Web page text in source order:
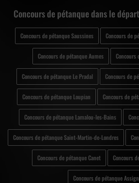
Concours de pétanque dans le
Concours de pétanque Saussines Concours de
Concours de pétanque Aumes Concours
Concours de pétanque Le Pradal Concours de
Concours de pétanque Loupian Concours de
Concours de pétanque Lamalou-les-Bains
Concours de pétanque Saint-Martin-de-Londres
Concours de pétanque Canet Concours
Concours de pétanque